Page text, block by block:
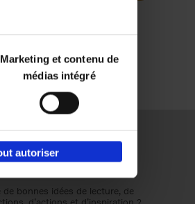
Marketing et contenu de
médias intégré
autoriser
de bonnes idées de lecture, de